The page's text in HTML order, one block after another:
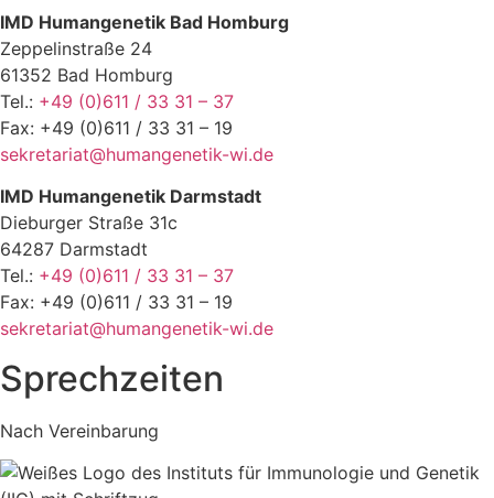
IMD Humangenetik Bad Homburg
Zeppelinstraße 24
61352 Bad Homburg
Tel.: +49 (0)611 / 33 31 – 37
Fax: +49 (0)611 / 33 31 – 19
sekretariat@humangenetik-wi.de
IMD Humangenetik Darmstadt
Dieburger Straße 31c
64287 Darmstadt
Tel.: +49 (0)611 / 33 31 – 37
Fax: +49 (0)611 / 33 31 – 19
sekretariat@humangenetik-wi.de
Sprechzeiten
Nach Vereinbarung